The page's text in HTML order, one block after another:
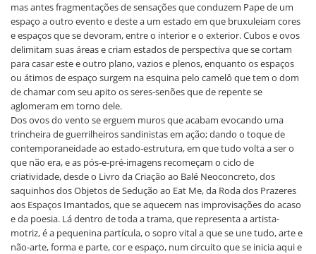
mas antes fragmentações de sensações que conduzem Pape de um
espaço a outro evento e deste a um estado em que bruxuleiam cores
e espaços que se devoram, entre o interior e o exterior. Cubos e ovos
delimitam suas áreas e criam estados de perspectiva que se cortam
para casar este e outro plano, vazios e plenos, enquanto os espaços
ou átimos de espaço surgem na esquina pelo camelô que tem o dom
de chamar com seu apito os seres-senões que de repente se
aglomeram em torno dele.
Dos ovos do vento se erguem muros que acabam evocando uma
trincheira de guerrilheiros sandinistas em ação; dando o toque de
contemporaneidade ao estado-estrutura, em que tudo volta a ser o
que não era, e as pós-e-pré-imagens recomeçam o ciclo de
criatividade, desde o Livro da Criação ao Balé Neoconcreto, dos
saquinhos dos Objetos de Sedução ao Eat Me, da Roda dos Prazeres
aos Espaços Imantados, que se aquecem nas improvisações do acaso
e da poesia. Lá dentro de toda a trama, que representa a artista-
motriz, é a pequenina partícula, o sopro vital a que se une tudo, arte e
não-arte, forma e parte, cor e espaço, num circuito que se inicia aqui e